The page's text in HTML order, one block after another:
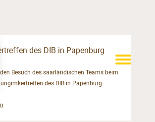
des DIB in Papenburg
Besuch des saarländischen Teams beim
des DIB in Papenburg